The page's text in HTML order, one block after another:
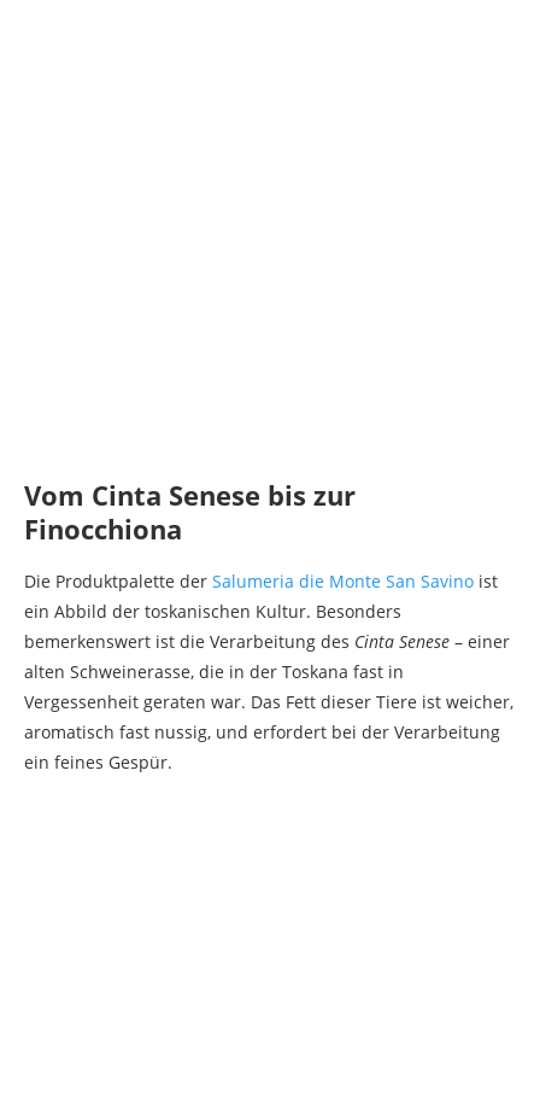
Vom Cinta Senese bis zur
Finocchiona
Die Produktpalette der Salumeria die Monte San Savino ist
ein Abbild der toskanischen Kultur. Besonders
bemerkenswert ist die Verarbeitung des Cinta Senese – einer
alten Schweinerasse, die in der Toskana fast in
Vergessenheit geraten war. Das Fett dieser Tiere ist weicher,
aromatisch fast nussig, und erfordert bei der Verarbeitung
ein feines Gespür.